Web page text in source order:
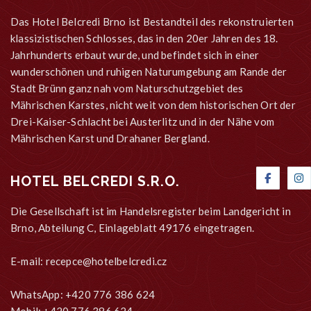
Das Hotel Belcredi Brno ist Bestandteil des rekonstruierten
klassizistischen Schlosses, das in den 20er Jahren des 18.
Jahrhunderts erbaut wurde, und befindet sich in einer
wunderschönen und ruhigen Naturumgebung am Rande der
Stadt Brünn ganz nah vom Naturschutzgebiet des
Mährischen Karstes, nicht weit von dem historischen Ort der
Drei-Kaiser-Schlacht bei Austerlitz und in der Nähe vom
Mährischen Karst und Drahaner Bergland.
HOTEL BELCREDI S.R.O.
Die Gesellschaft ist im Handelsregister beim Landgericht in
Brno, Abteilung C, Einlageblatt 49176 eingetragen.
E-mail: recepce@hotelbelcredi.cz
WhatsApp: +420 776 386 624